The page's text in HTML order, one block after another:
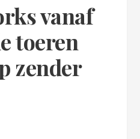
vanaf
toeren
zender